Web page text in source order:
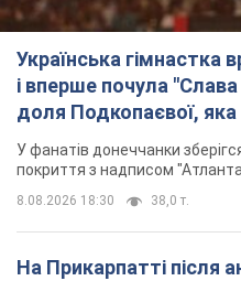
Українська
і вперше почула "Слава
доля Подкопаєвої, яка
"золото" Олімпіади
У фанатів донеччанки
покриття з надписом
8.08.2026 18:30 38,0 т.
На Прикарпатті після